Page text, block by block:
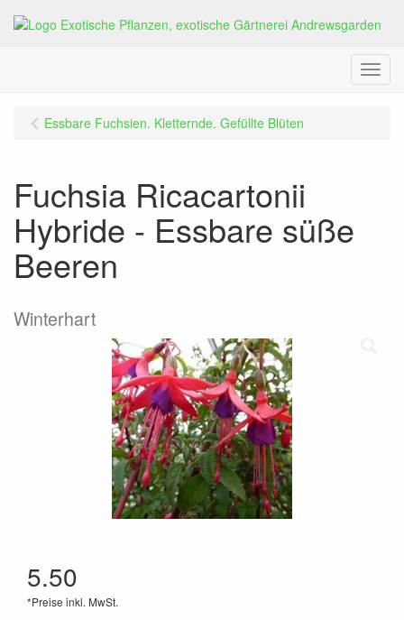
Menu
Essbare Fuchsien. Kletternde. Gefüllte Blüten
Fuchsia Ricacartonii
Hybride - Essbare süße
Beeren
Winterhart
5.50
*Preise inkl. MwSt.